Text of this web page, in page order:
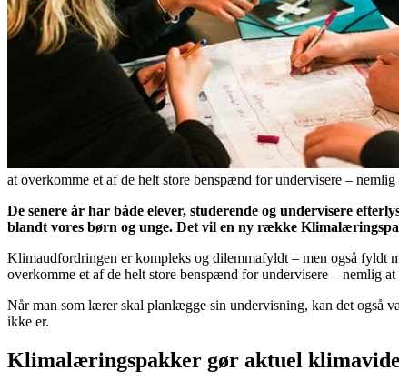
at overkomme et af de helt store benspænd for undervisere –
De senere år har både elever, studerende og undervisere
blandt vores børn og unge. Det vil en ny række
Klimaudfordringen er kompleks og dilemmafyldt – men også fyldt
overkomme et af de helt store benspænd for undervisere – nemlig
Når man som lærer skal planlægge sin undervisning, kan det også
ikke er.
Klimalæringspakker gør aktuel